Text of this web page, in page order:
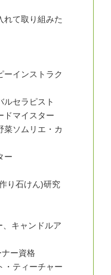
れて取り組みた
ーインストラク
ルセラピスト
ドマイスター
菜ソムリエ・カ
ー
り石けん)研究
キャンドルア
ー資格
・ティーチャー